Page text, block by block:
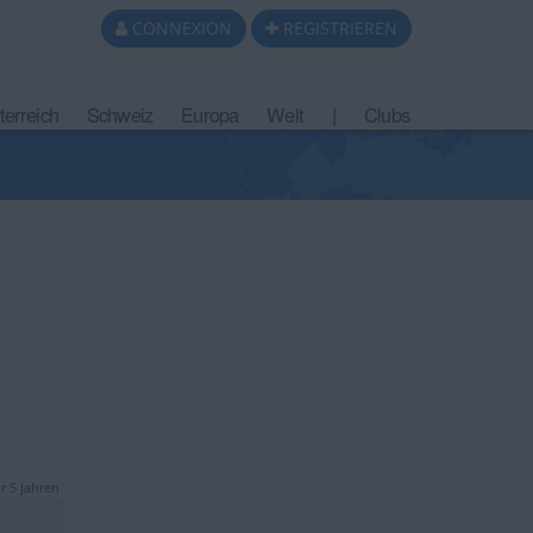
CONNEXION REGISTRIEREN
Schweiz Europa Welt Clubs
5 Jahren